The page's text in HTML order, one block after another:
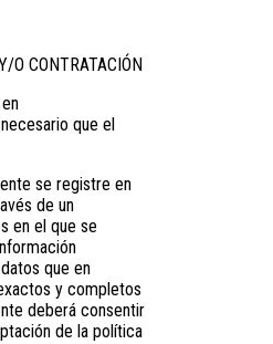
O CONTRATACIÓN
que el
se registre en
de un
en el que se
que en
y completos
deberá consentir
de la política